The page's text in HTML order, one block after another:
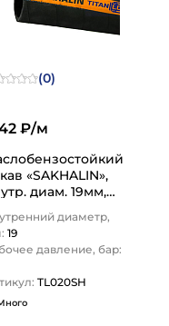
(0)
₽/м
«SAKHALIN»,
диам. 19мм,
TL020SH TITAN…
диаметр,
19
давление, бар:
TL020SH